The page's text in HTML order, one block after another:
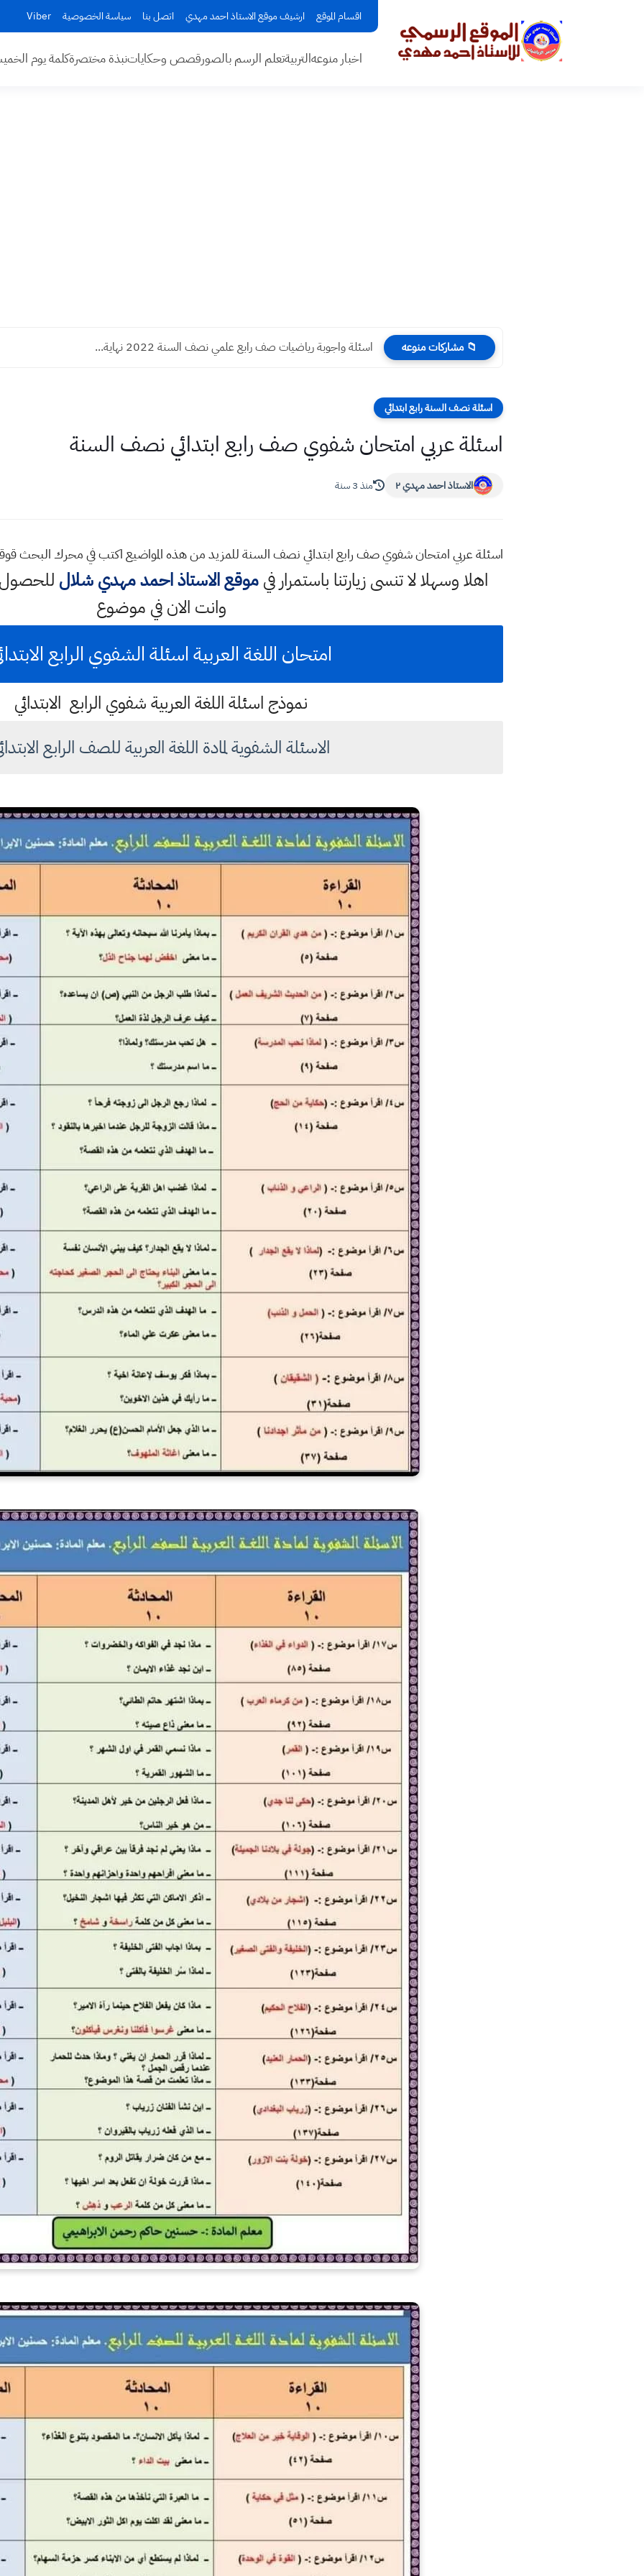
اقسام الموقع ارشيف موقع الاستاذ احمد مهدي اتصل بنا سياسة الخصوصية Viber
اخبار منوعهالتربيةتعلم الرسم بالصورقصص وحكاياتنبذة مختصرةكلمة يوم
📁 مشاركات منوعه اسئلة واجوبة رياضيات صف رابع علمي نصف السنة 2022 نهاية...
اسئلة نصف السنة رابع ابتدائي
اسئلة عربي امتحان شفوي صف رابع ابتدائي نصف السنة
الاستاذ احمد مهدي ٢ منذ 3 سنة
اسئلة عربي امتحان شفوي صف رابع ابتدائي نصف السنة للمزيد من هذه المواضيع اكتب في محرك البحث
اهلا وسهلالا تنسى زيارتنا باستمرار فيموقع الاستاذ احمد مهدي شلال
وانت الان في موضوع
امتحان اللغة العربية اسئلة الشفوي الرابع
نموذج اسئلة اللغة العربية شفوي الرابع الابتدائي
الاسئلة الشفوية لمادة اللغة العربية للصف الرابع